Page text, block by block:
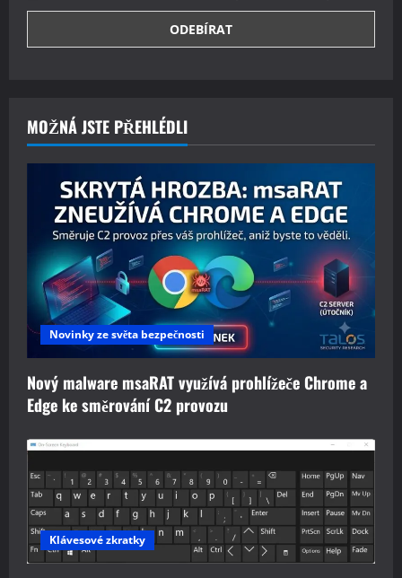
MOŽNÁ JSTE PŘEHLÉDLI
Novinky ze světa bezpečnosti
Nový malware msaRAT využívá prohlížeče Chrome a
Edge ke směrování C2 provozu
Klávesové zkratky